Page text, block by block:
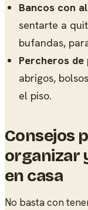
Bancos con
sentarte a
bufandas,
Percheros de
abrigos,
el piso.
Consejos
organizar
en casa
No basta con